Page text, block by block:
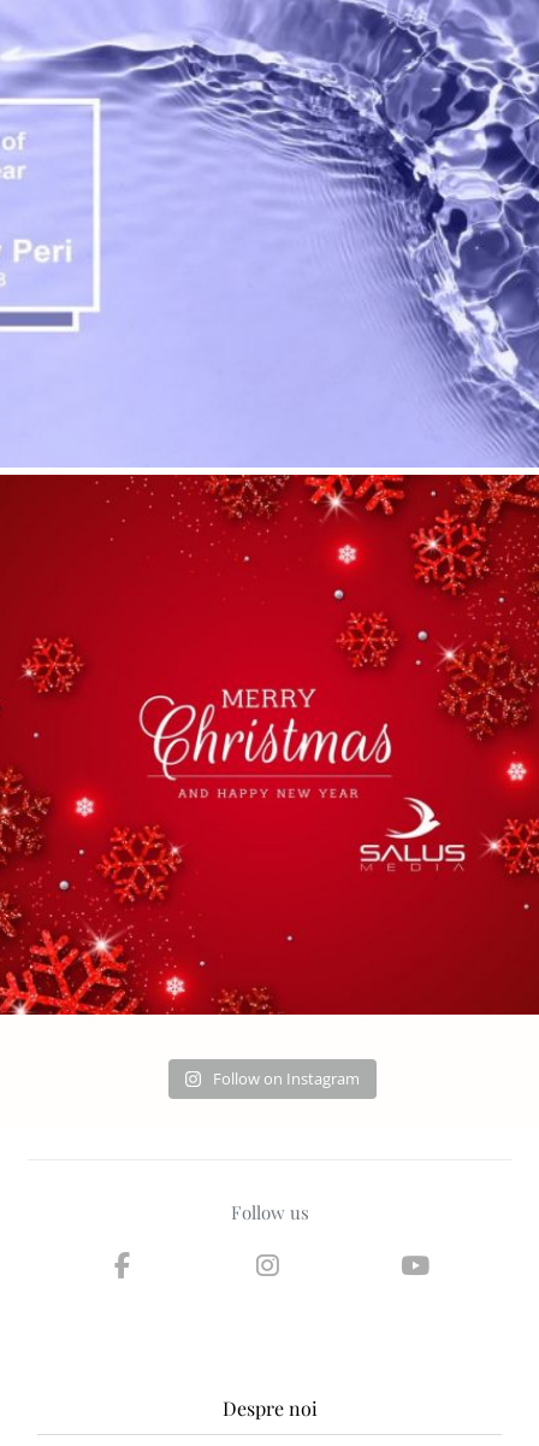
Follow on Instagram
Follow us
Despre noi